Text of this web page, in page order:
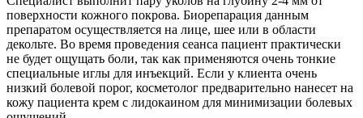
поверхности кожного покрова. Биорепарация данным
препаратом осуществляется на лице, шее или в области
декольте. Во время проведения сеанса пациент практически
не будет ощущать боли, так как применяются очень тонкие
специальные иглы для инъекций. Если у клиента очень
низкий болевой порог, косметолог предварительно нанесет на
кожу пациента крем с лидокаином для минимизации болевых